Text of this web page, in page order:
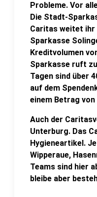
Probleme. Vor
Die Stadt-
Caritas weitet ihr
Sparkasse
Kreditvolumen
Sparkasse ruft
Tagen sind über
auf dem
einem Betrag
Auch der
Unterburg. Das
Hygieneartikel.
Wipperaue,
Teams sind hier
bleibe aber